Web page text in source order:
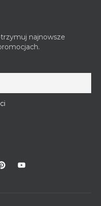
najnowsze